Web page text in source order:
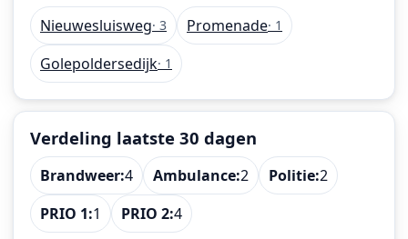
Nieuwesluisweg· 3 Promenade· 1
Golepoldersedijk· 1
Verdeling laatste 30 dagen
Brandweer:4 Ambulance:2 Politie:2
PRIO 1:1 PRIO 2:4